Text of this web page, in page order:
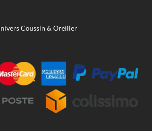
Coussin & Oreiller